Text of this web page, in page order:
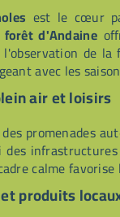
est le cœur
forêt d'Andaine
de la
avec les
air et loisirs
promenades
calme
produits